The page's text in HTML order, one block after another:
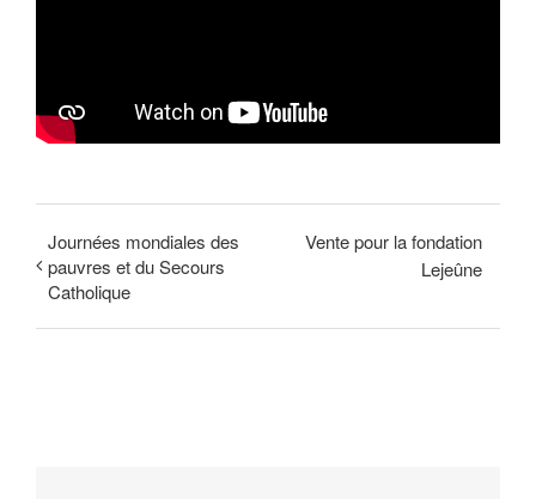
Journées mondiales des
pauvres et du Secours
Catholique
Vente pour la fondation
Lejeûne